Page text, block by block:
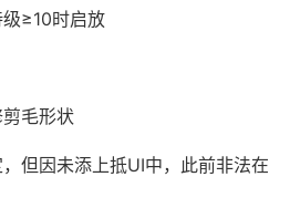
≥10时启放
毛形状
但因未添上抵UI中，此前非法在